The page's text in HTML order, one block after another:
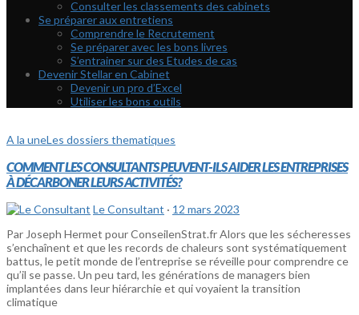
Consulter les classements des cabinets
Se préparer aux entretiens
Comprendre le Recrutement
Se préparer avec les bons livres
S’entrainer sur des Etudes de cas
Devenir Stellar en Cabinet
Devenir un pro d’Excel
Utiliser les bons outils
A la uneLes dossiers thematiques
COMMENT LES CONSULTANTS PEUVENT-ILS AIDER LES ENTREPRISES
À DÉCARBONER LEURS ACTIVITÉS?
Le Consultant · 12 mars 2023
Par Joseph Hermet pour ConseilenStrat.fr Alors que les sécheresses
s’enchaînent et que les records de chaleurs sont systématiquement
battus, le petit monde de l’entreprise se réveille pour comprendre ce
qu’il se passe. Un peu tard, les générations de managers bien
implantées dans leur hiérarchie et qui voyaient la transition
climatique